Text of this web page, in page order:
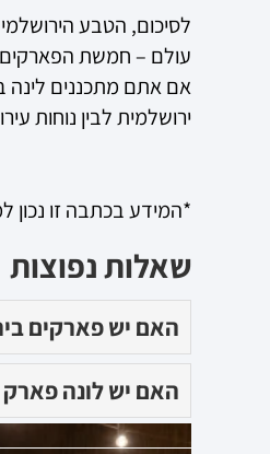
לסיכום, הטבע
עולם – חמשת הפארקים
אם אתם מתכננים
ירושלמית לבין נוחות
*המידע בכתבה זו נכון
שאלות נפוצות
האם יש פארקים
האם יש לונה פארק